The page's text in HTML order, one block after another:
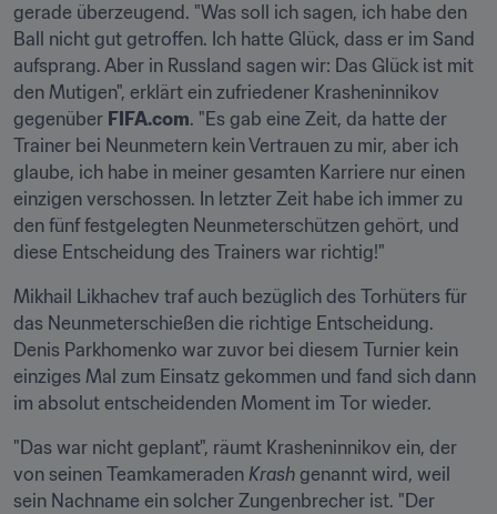
gerade überzeugend. "Was soll ich sagen, ich habe den
Ball nicht gut getroffen. Ich hatte Glück, dass er im Sand
aufsprang. Aber in Russland sagen wir: Das Glück ist mit
den Mutigen", erklärt ein zufriedener Krasheninnikov
gegenüber FIFA.com. "Es gab eine Zeit, da hatte der
Trainer bei Neunmetern kein Vertrauen zu mir, aber ich
glaube, ich habe in meiner gesamten Karriere nur einen
einzigen verschossen. In letzter Zeit habe ich immer zu
den fünf festgelegten Neunmeterschützen gehört, und
diese Entscheidung des Trainers war richtig!"
Mikhail Likhachev traf auch bezüglich des Torhüters für
das Neunmeterschießen die richtige Entscheidung.
Denis Parkhomenko war zuvor bei diesem Turnier kein
einziges Mal zum Einsatz gekommen und fand sich dann
im absolut entscheidenden Moment im Tor wieder.
"Das war nicht geplant", räumt Krasheninnikov ein, der
von seinen Teamkameraden Krash genannt wird, weil
sein Nachname ein solcher Zungenbrecher ist. "Der